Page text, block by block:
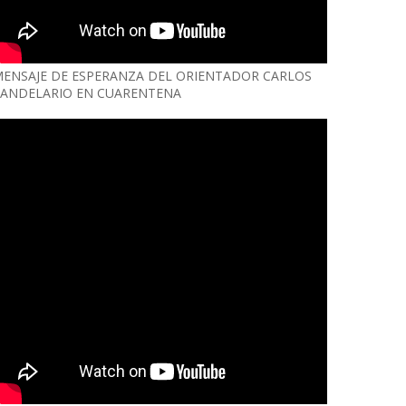
DE ESPERANZA DEL ORIENTADOR CARLOS
EN CUARENTENA